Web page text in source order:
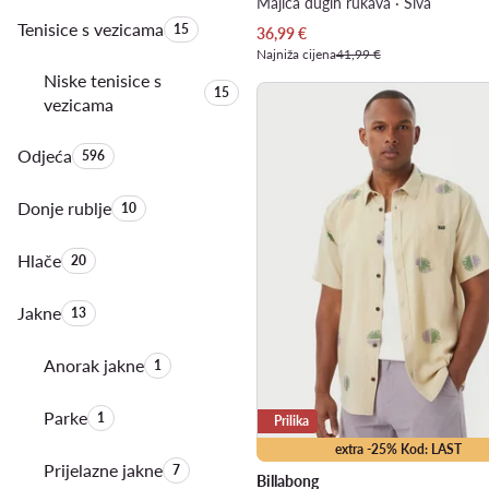
Tenisice s vezicamaKoličina proizvoda:
15
Niske tenisice s
vezicama
Količina proizvoda:
15
OdjećaKoličina proizvoda:
596
Donje rubljeKoličina proizvoda:
10
HlačeKoličina proizvoda:
20
JakneKoličina proizvoda:
13
Anorak jakneKoličina proizvoda:
1
ParkeKoličina proizvoda:
1
Prijelazne jakneKoličina proizvoda:
7
Trenutna cijena
36,99€
Najniža cijena41,99 €
extra -25% Kod: LAST
Prilika
Billabong